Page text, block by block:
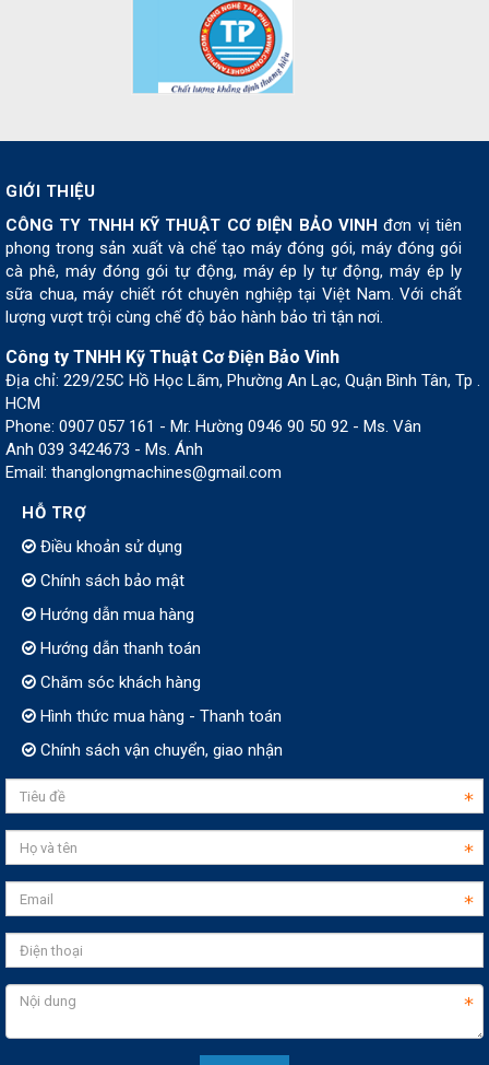
GIỚI THIỆU
CÔNG TY TNHH KỸ THUẬT CƠ ĐIỆN BẢO VINH đơn vị tiên
phong trong sản xuất và chế tạo máy đóng gói, máy đóng gói
cà phê, máy đóng gói tự động, máy ép ly tự động, máy ép ly
sữa chua, máy chiết rót chuyên nghiệp tại Việt Nam. Với chất
lượng vượt trội cùng chế độ bảo hành bảo trì tận nơi.
Công ty TNHH Kỹ Thuật Cơ Điện Bảo Vinh
Địa chỉ: 229/25C Hồ Học Lãm, Phường An Lạc, Quận Bình Tân, Tp .
HCM
Phone: 0907 057 161 - Mr. Hường 0946 90 50 92 - Ms. Vân
Anh 039 3424673 - Ms. Ánh
Email: thanglongmachines@gmail.com
HỖ TRỢ
Điều khoản sử dụng
Chính sách bảo mật
Hướng dẫn mua hàng
Hướng dẫn thanh toán
Chăm sóc khách hàng
Hình thức mua hàng - Thanh toán
Chính sách vận chuyển, giao nhận